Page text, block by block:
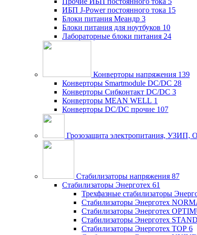
ИБП J-Power постоянного тока 15
Блоки питания Меандр 3
Блоки питания для ноутбуков 10
Лабораторные блоки питания 24
Конверторы напряжения 139
Конверторы Smartmodule DC/DC 28
Конверторы Сибконтакт DC/DC 3
Конверторы MEAN WELL 1
Конверторы DC/DC прочие 107
Грозозащита электропитания, УЗИП,
Стабилизаторы напряжения 87
Стабилизаторы Энерготех 61
Трехфазные стабилизаторы
Стабилизаторы Энерготех
Стабилизаторы Энерготех
Стабилизаторы Энерготех
Стабилизаторы Энерготех TOP 6